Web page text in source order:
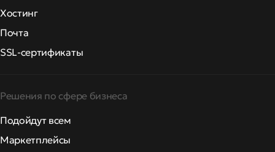
Хостинг
Почта
SSL-сертификаты
Решения по сфере бизнеса
Подойдут всем
Маркетплейсы